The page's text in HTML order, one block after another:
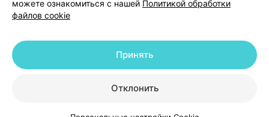
Персональные настройки Cookie
© 2026 ООО «Артокс Лаб», УНП 191700409 | 220012, Республика Беларусь,
+375 291212755
можете ознакомиться с нашей Политикой обработки
файлов cookie
Отклонить
Принять